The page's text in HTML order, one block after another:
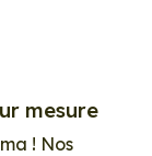
mesure
! Nos